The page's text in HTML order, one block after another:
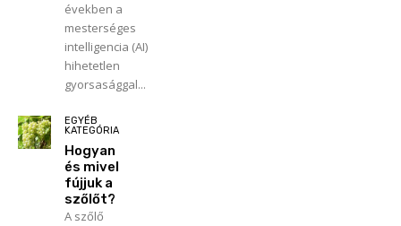
években a
mesterséges
intelligencia (AI)
hihetetlen
gyorsasággal...
EGYÉB
KATEGÓRIA
Hogyan
és mivel
fújjuk a
szőlőt?
A szőlő